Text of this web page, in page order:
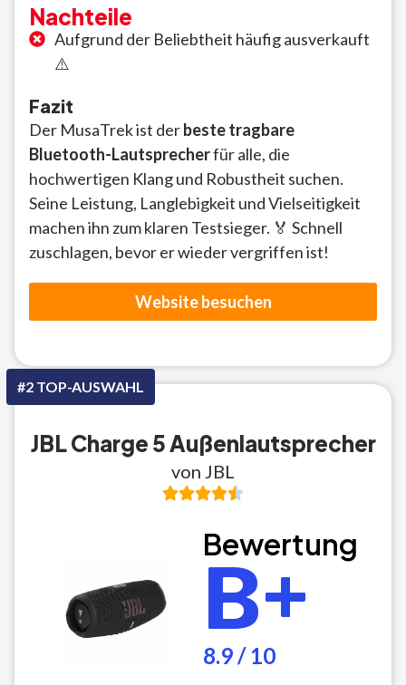
Nachteile
Aufgrund der Beliebtheit häufig ausverkauft
⚠️
Fazit
Der MusaTrek ist derbeste tragbare
Bluetooth-Lautsprecherfür alle, die
hochwertigen Klang und Robustheit suchen.
Seine Leistung, Langlebigkeit und Vielseitigkeit
machen ihn zum klaren Testsieger. 🏅 Schnell
zuschlagen, bevor er wieder vergriffen ist!
Website besuchen
#2 TOP-AUSWAHL
JBL Charge 5 Außenlautsprecher
von JBL
Bewertung
B+
8.9 / 10